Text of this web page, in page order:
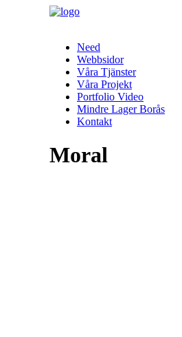
Need
Webbsidor
Våra Tjänster
Våra Projekt
Portfolio Video
Mindre Lager Borås
Kontakt
Moral